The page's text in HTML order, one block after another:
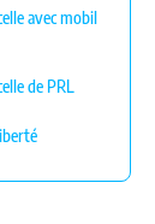
avec mobil
de PRL